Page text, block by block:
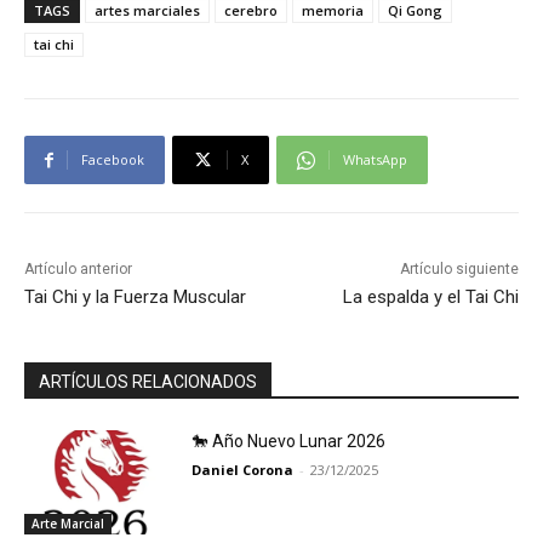
TAGS artes marciales cerebro memoria
Qi Gong
tai chi
Facebook X WhatsApp
Artículo anterior
Tai Chi y la Fuerza Muscular
Artículo siguiente
La espalda y el Tai Chi
ARTÍCULOS RELACIONADOS
Arte Marcial
🐎 Año Nuevo Lunar 2026
Daniel Corona - 23/12/2025